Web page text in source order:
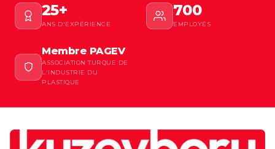
25+
ANS D'EXPÉRIENCE
700
EMPLOYÉS
Membre PAGEV
ASSOCIATION TURQUE DE
L'INDUSTRIE DU
PLASTIQUE